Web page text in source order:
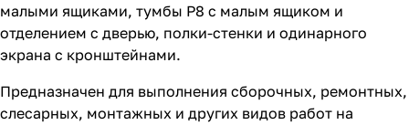
малыми ящиками, тумбы P8 с малым ящиком и
отделением с дверью, полки-стенки и одинарного
экрана с кронштейнами.
Предназначен для выполнения сборочных, ремонтных,
слесарных, монтажных и других видов работ на